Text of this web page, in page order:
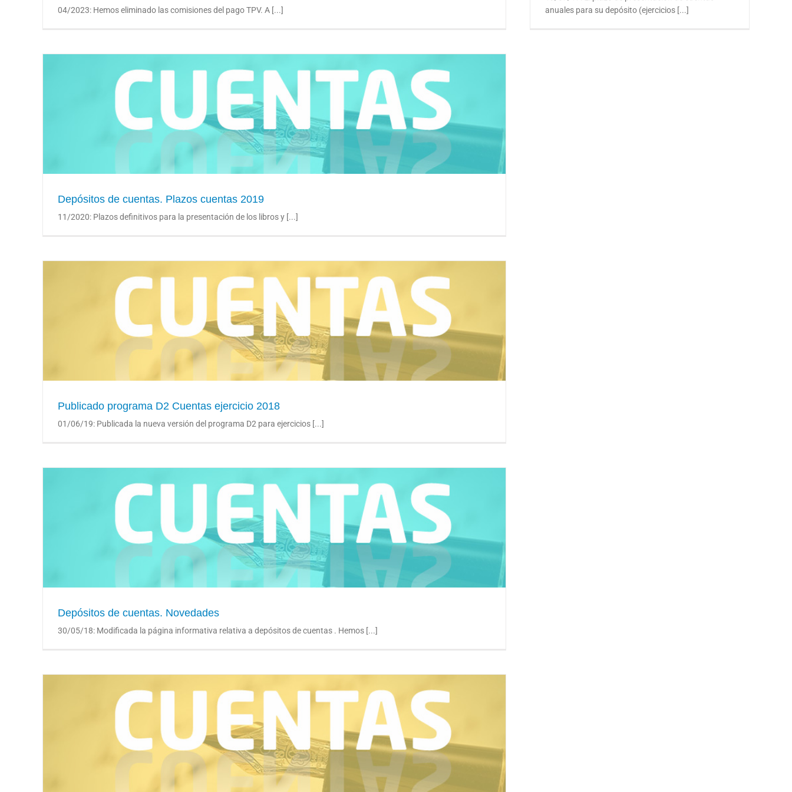
04/2023: Hemos eliminado las comisiones del pago TPV. A [...]
Depósitos de cuentas. Plazos cuentas 2019
Depósitos de cuentas. Plazos cuentas 2019
11/2020: Plazos definitivos para la presentación de los libros y [...]
Publicado programa D2 Cuentas ejercicio 2018
Publicado programa D2 Cuentas ejercicio 2018
01/06/19: Publicada la nueva versión del programa D2 para ejercicios [...]
Depósitos de cuentas. Novedades
Depósitos de cuentas. Novedades
30/05/18: Modificada la página informativa relativa a depósitos de cuentas . Hemos [...]
Publicado programa D2 Cuentas ejercicio 2017
anuales para su depósito (ejercicios [...]